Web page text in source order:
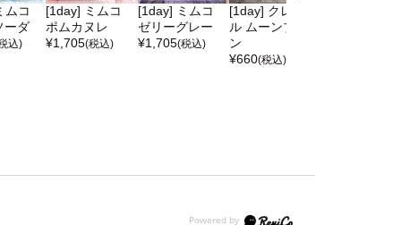
ムコ
ーダ
込)
[1day] ミムコ
ポムカヌレ
¥1,705(税込)
[1day] ミムコ
ゼリーグレー
¥1,705(税込)
[1day] クレイネ
ル ムーンブラウ
ン
¥660(税込)